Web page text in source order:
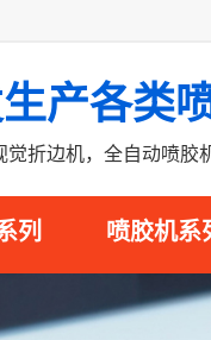
产各类
觉折边机，全自动喷胶
列 喷胶机系